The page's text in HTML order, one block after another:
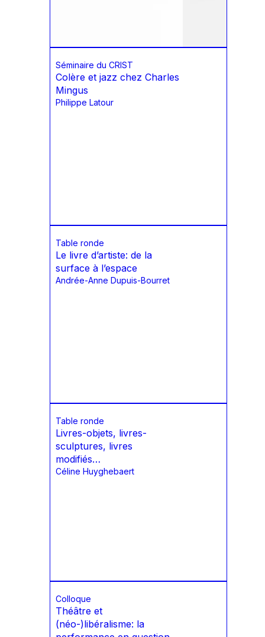
Séminaire du CRIST
Colère et jazz chez Charles
Mingus
Philippe Latour
Table ronde
Le livre d’artiste: de la
surface à l’espace
Andrée-Anne Dupuis-Bourret
Table ronde
Livres-objets, livres-
sculptures, livres
modifiés…
Céline Huyghebaert
Colloque
Théâtre et
(néo-)libéralisme: la